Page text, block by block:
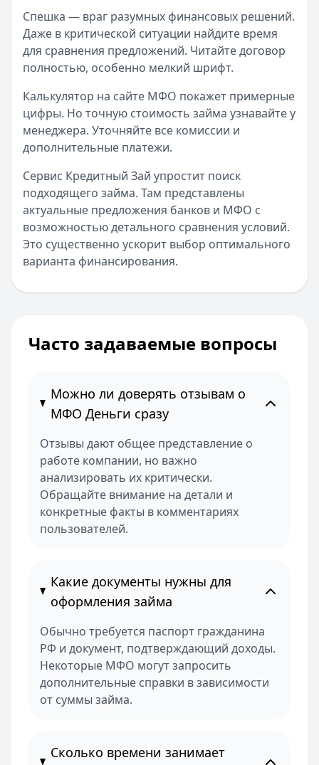
Спешка — враг разумных финансовых решений.
Даже в критической ситуации найдите время
для сравнения предложений. Читайте договор
полностью, особенно мелкий шрифт.
Калькулятор на сайте МФО покажет примерные
цифры. Но точную стоимость займа узнавайте у
менеджера. Уточняйте все комиссии и
дополнительные платежи.
Сервис Кредитный Зай упростит поиск
подходящего займа. Там представлены
актуальные предложения банков и МФО с
возможностью детального сравнения условий.
Это существенно ускорит выбор оптимального
варианта финансирования.
Часто задаваемые вопросы
Можно ли доверять отзывам о
МФО Деньги сразу
Отзывы дают общее представление о
работе компании, но важно
анализировать их критически.
Обращайте внимание на детали и
конкретные факты в комментариях
пользователей.
Какие документы нужны для
оформления займа
Обычно требуется паспорт гражданина
РФ и документ, подтверждающий доходы.
Некоторые МФО могут запросить
дополнительные справки в зависимости
от суммы займа.
Сколько времени занимает